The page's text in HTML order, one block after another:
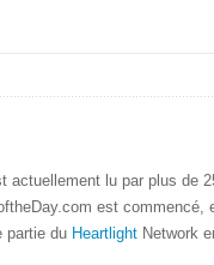
actuellement lu par plus de
est commencé,
partie du Heartlight Network